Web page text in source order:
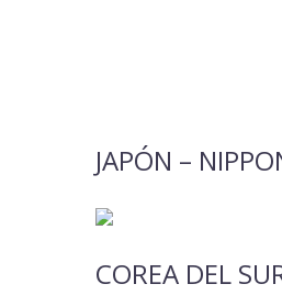
JAPÓN –
COREA DEL